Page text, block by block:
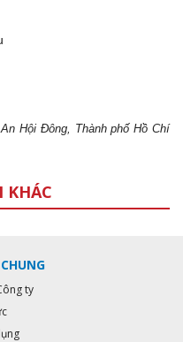
Hội Đông, Thành phố Hồ Chí
KHÁC
ty